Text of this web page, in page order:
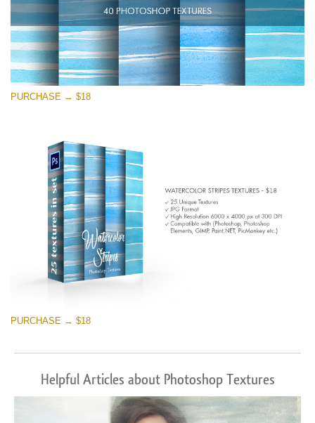
Entire Collection
(1783 Overlays)
Large 6000*4000px
Скачать Бесплатно
PURCHASE → $18
PURCHASE → $18
Helpful Articles about Photoshop Textures